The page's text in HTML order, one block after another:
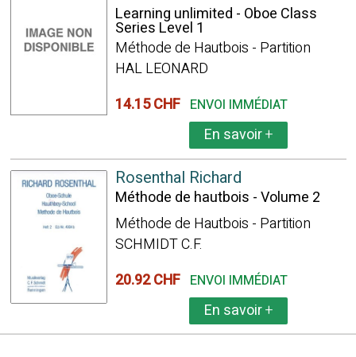
Learning unlimited - Oboe Class
Series Level 1
Méthode de Hautbois - Partition
HAL LEONARD
14.15 CHF ENVOI IMMÉDIAT
En savoir+
Rosenthal Richard
Méthode de hautbois - Volume 2
Méthode de Hautbois - Partition
SCHMIDT C.F.
20.92 CHF ENVOI IMMÉDIAT
En savoir+